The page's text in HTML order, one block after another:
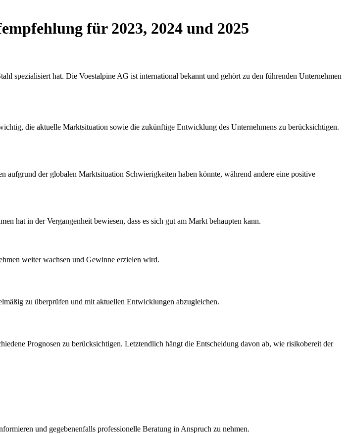
für 2023, 2024 und 2025
spezialisiert hat. Die Voestalpine AG ist international bekannt und gehört zu den führenden Unternehmen
die aktuelle Marktsituation sowie die zukünftige Entwicklung des Unternehmens zu berücksichtigen.
aufgrund der globalen Marktsituation Schwierigkeiten haben könnte, während andere eine positive
hat in der Vergangenheit bewiesen, dass es sich gut am Markt behaupten kann.
weiter wachsen und Gewinne erzielen wird.
zu überprüfen und mit aktuellen Entwicklungen abzugleichen.
Prognosen zu berücksichtigen. Letztendlich hängt die Entscheidung davon ab, wie risikobereit der
und gegebenenfalls professionelle Beratung in Anspruch zu nehmen.